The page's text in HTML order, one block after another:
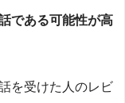
である可能性が高
を受けた人のレビ